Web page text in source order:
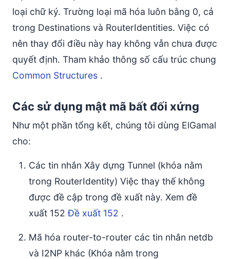
loại chữ ký. Trường loại mã hóa luôn bằng 0, cả
trong Destinations và RouterIdentities. Việc có
nên thay đổi điều này hay không vẫn chưa được
quyết định. Tham khảo thông số cấu trúc chung
Common Structures .
Các sử dụng mật mã bất đối xứng
Như một phần tổng kết, chúng tôi dùng ElGamal
cho:
Các tin nhắn Xây dựng Tunnel (khóa nằm
trong RouterIdentity) Việc thay thế không
được đề cập trong đề xuất này. Xem đề
xuất 152Đề xuất 152 .
Mã hóa router-to-router các tin nhắn netdb
và I2NP khác (Khóa nằm trong